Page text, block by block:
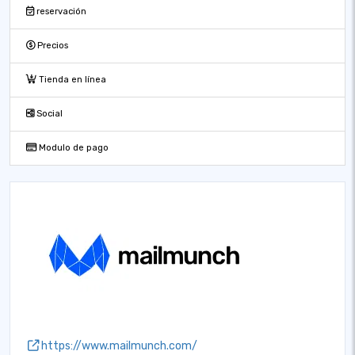
reservación
Precios
Tienda en línea
Social
Modulo de pago
https://www.mailmunch.com/